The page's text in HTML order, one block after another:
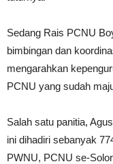
Sedang Rais PCNU
bimbingan dan
mengarahkan
PCNU yang sudah
Salah satu panitia,
ini dihadiri sebanyak
PWNU, PCNU se-